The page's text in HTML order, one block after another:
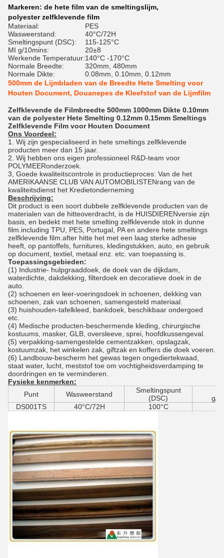
Markeren: de hete film van de smeltingslijm,
polyester zelfklevende film
Materiaal:
PES
Wasweerstand:
40°C/72H
Smeltingspunt (DSC):
115-125°C
MI g/10mins:
20±8
Werkende Temperatuur:140°C -170°C
Normale Breedte:
320mm, 480mm
Normale Dikte:
0.08mm, 0.10mm, 0.12mm
500mm de Lijmbladen van de Breedte Hete Smelting voor
Houten Document, Douanepes de Kleefstof van de Lijmfilm
Zelfklevende de Filmbreedte 500mm 1000mm Dikte 0.10mm
van de polyester Hete Smelting 0.12mm 0.15mm Smeltings
Zelfklevende Film voor Houten Document
Ons Voordeel:
1. Wij zijn gespecialiseerd in hete smeltings zelfklevende
producten meer dan 15 jaar.
2. Wij hebben ons eigen professioneel R&D-team voor
POLYMEERonderzoek.
3, Goede kwaliteitscontrole in productieproces: Van de het
AMERIKAANSE CLUB VAN AUTOMOBILISTENrang van de
kwaliteitsdienst het Kredietonderneming
Beschrijving:
Dit product is een soort dubbele zelfklevende producten van de
materialen van de hitteoverdracht, is de HUISDIERENversie zijn
basis, en bedekt met hete smelting zelfklevende stok in dunne
film.including TPU, PES, Portugal, PA en andere hete smeltings
zelfklevende film.after hitte het met een laag sterke adhesie
heeft, op pantoffels, furnitures, kledingstukken, auto, en gebruik
op document, textiel, metaal enz. etc. van toepassing is.
Toepassingsgebieden:
(1) Industrie- hulpgraaddoek, de doek van de dijkdam,
waterdichte, dakdekking, filterdoek en decoratieve doek in de
auto.
(2) schoenen en leer-voeringsdoek in schoenen, dekking van
schoenen, zak van schoenen, samengesteld materiaal.
(3) huishouden-tafelkleed, bankdoek, beschikbaar ondergoed
etc.
(4) Medische producten-beschermende kleding, chirurgische
kostuums, masker, GLB, oversleeve, sprei, hoofdkussengeval.
(5) verpakking-samengestelde cementzakken, opslagzak,
kostuumzak, het winkelen zak, giftzak en koffers die doek voeren.
(6) Landbouw-bescherm het gewas tegen ongediertekwaad,
staat water, lucht, meststof toe om vochtigheidsverdamping te
doordringen en te verminderen.
Fysieke kenmerken:
Punt
Wasweerstand
Smeltingspunt
(DSC)
g/
DS001TS
40°C/72H 100°C